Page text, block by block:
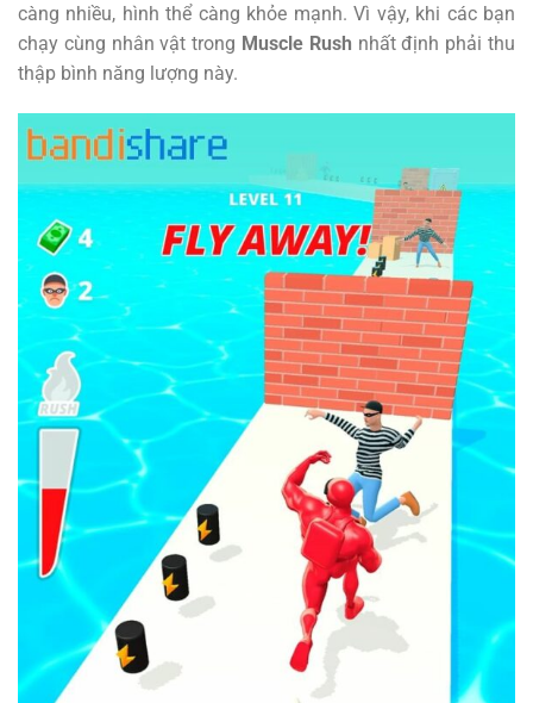
càng nhiều, hình thể càng khỏe mạnh. Vì vậy, khi các bạn
chạy cùng nhân vật trong Muscle Rush nhất định phải thu
thập bình năng lượng này.